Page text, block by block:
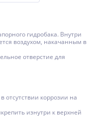
гидробака. Внутри
воздухом, накачанным в
отверстие для
отсутствии коррозии на
изнутри к верхней